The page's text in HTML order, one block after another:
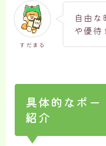
すだまる
自由
や優待
具体的なポ
紹介